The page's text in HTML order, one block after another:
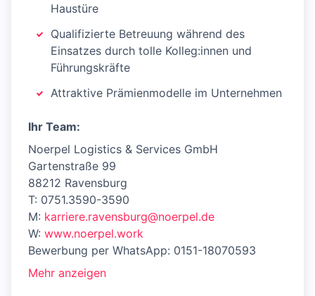
Haustüre
Qualifizierte Betreuung während des
Einsatzes durch tolle Kolleg:innen und
Führungskräfte
Attraktive Prämienmodelle im Unternehmen
Ihr Team:
Noerpel Logistics & Services GmbH
Gartenstraße 99
88212 Ravensburg
T: 0751.3590-3590
M: karriere.ravensburg@noerpel.de
W: www.noerpel.work
Bewerbung per WhatsApp: 0151-18070593
Mehr anzeigen